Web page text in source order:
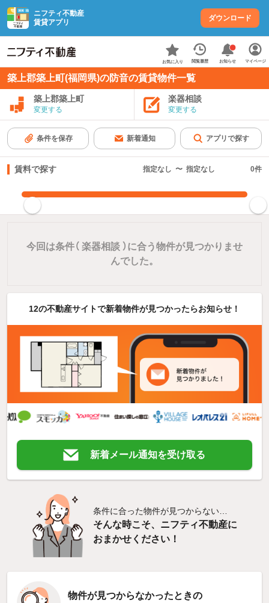
ニフティ不動産
賃貸アプリ
ダウンロード
お気に入り 閲覧履歴 お知らせ マイページ
築上郡築上町(福岡県)の防音の賃貸物件一覧
築上郡築上町
変更する
楽器相談
変更する
条件を保存 新着通知 アプリで探す
賃料で探す 指定なし 〜 指定なし 0件
今回は条件（ 楽器相談 ）に合う物件が見つかりませ
んでした。
12の不動産サイトで新着物件が見つかったらお知らせ！
新着メール通知を受け取る
条件に合った物件が見つからない…
そんな時こそ、ニフティ不動産に
おまかせください！
物件が見つからなかったときの